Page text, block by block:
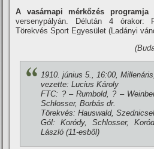
A vasárnapi mérkőzés programja
versenypályán. Délután 4 órakor:
Törekvés Sport Egyesület (Ladányi
1910. június 5., 16:00,
vezette: Lucius Károly
FTC: ? – Rumbold, ? –
Schlosser, Borbás dr.
Törekvés: Hauswald,
Gól: Koródy, Schlosser,
László (11-esből)